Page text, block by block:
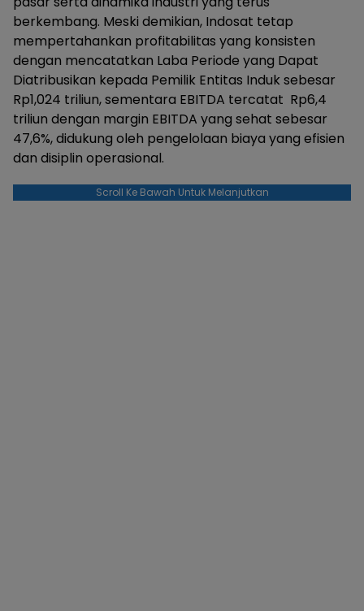
berkembang. Meski demikian, Indosat tetap
mempertahankan profitabilitas yang konsisten
dengan mencatatkan Laba Periode yang Dapat
Diatribusikan kepada Pemilik Entitas Induk sebesar
Rp1,024 triliun, sementara EBITDA tercatat Rp6,4
triliun dengan margin EBITDA yang sehat sebesar
47,6%, didukung oleh pengelolaan biaya yang efisien
dan disiplin operasional.
Scroll Ke Bawah Untuk Melanjutkan